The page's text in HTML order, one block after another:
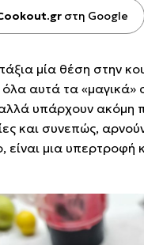
στη Google
μία θέση στην
όλα αυτά τα
υπάρχουν ακόμη
και συνεπώς,
είναι μια υπερτροφή